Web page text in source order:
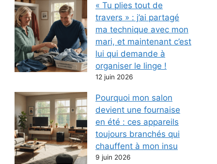
« Tu plies tout de
travers » : j’ai partagé
ma technique avec mon
mari, et maintenant c’est
lui qui demande à
organiser le linge !
12 juin 2026
Pourquoi mon salon
devient une fournaise
en été : ces appareils
toujours branchés qui
chauffent à mon insu
9 juin 2026